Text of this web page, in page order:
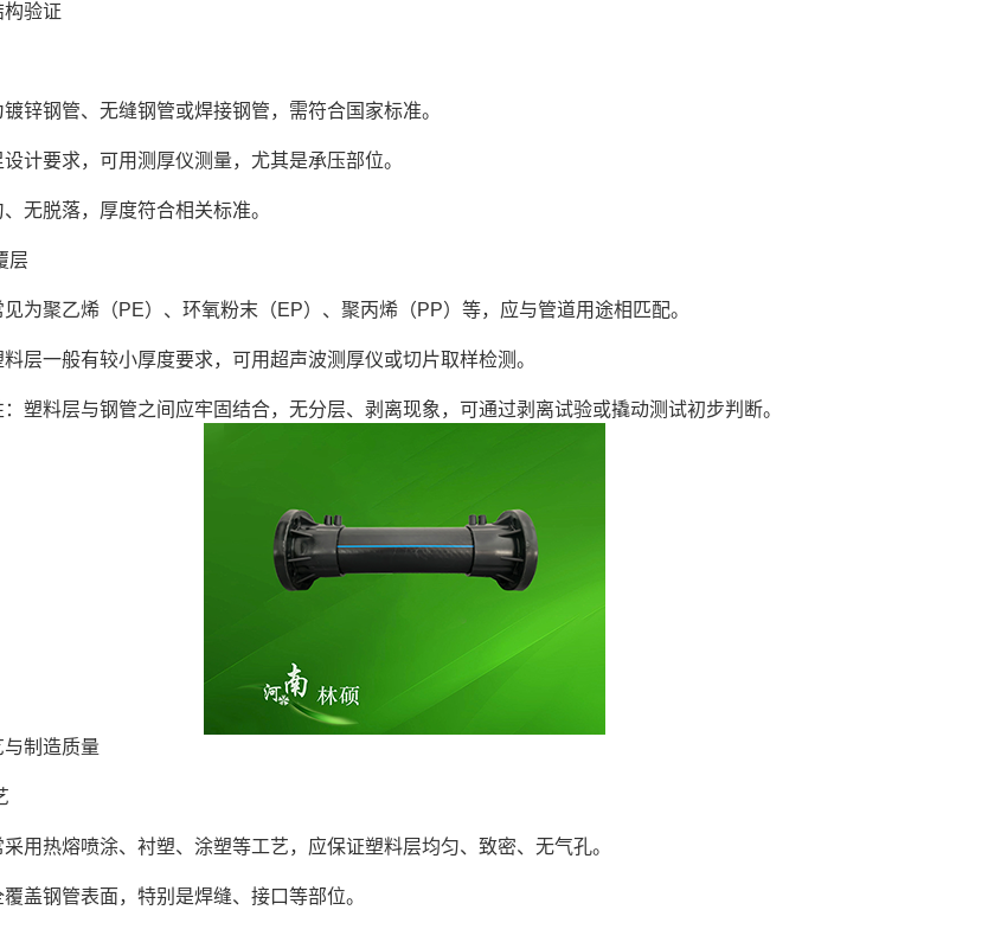
验证
钢管、无缝钢管或焊接钢管，需符合国家标准。
要求，可用测厚仪测量，尤其是承压部位。
脱落，厚度符合相关标准。
层
聚乙烯（PE）、环氧粉末（EP）、聚丙烯（PP）等，应与管道用途相匹配。
一般有较小厚度要求，可用超声波测厚仪或切片取样检测。
料层与钢管之间应牢固结合，无分层、剥离现象，可通过剥离试验或撬动测试初步判断。
制造质量
热熔喷涂、衬塑、涂塑等工艺，应保证塑料层均匀、致密、无气孔。
钢管表面，特别是焊缝、接口等部位。